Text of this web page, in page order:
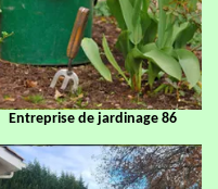
Entreprise de jardinage 86